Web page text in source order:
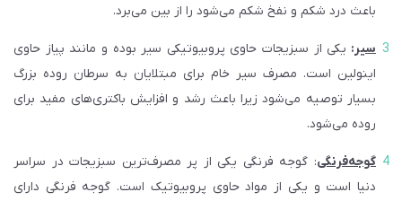
باعث درد شکم و نفخ شکم می‌شود را از بین می‌برد.
سیر: یکی از سبزیجات حاوی پروبیوتیکی سیر بوده و مانند پیاز حاوی
اینولین است. مصرف سیر خام برای مبتلایان به سرطان روده بزرگ
بسیار توصیه می‌شود زیرا باعث رشد و افزایش باکتری‌های مفید برای
روده می‌شود.
گوجه‌فرنگی: گوجه فرنگی یکی از پر مصرف‌ترین سبزیجات در سراسر
دنیا است و یکی از مواد حاوی پروبیوتیک است. گوجه فرنگی دارای